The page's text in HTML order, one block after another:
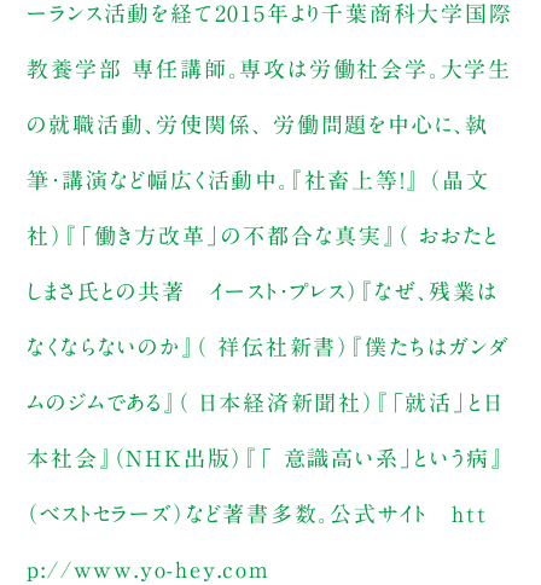
ーランス活動を経て2015年より千葉商科大学国際
教養学部 専任講師。専攻は労働社会学。大学生
の就職活動、労使関係、 労働問題を中心に、執
筆・講演など幅広く活動中。『社畜上等！』 （晶文
社）『「働き方改革」の不都合な真実』（ おおたと
しまさ氏との共著 イースト・プレス）『なぜ、残業は
なくならないのか』（ 祥伝社新書）『僕たちはガンダ
ムのジムである』（ 日本経済新聞社）『「就活」と日
本社会』（NHK出版）『「 意識高い系」という病』
（ベストセラーズ）など著書多数。公式サイト htt
p://www.yo-hey.com